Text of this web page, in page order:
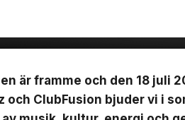
är framme och den 18
och ClubFusion bjuder vi i